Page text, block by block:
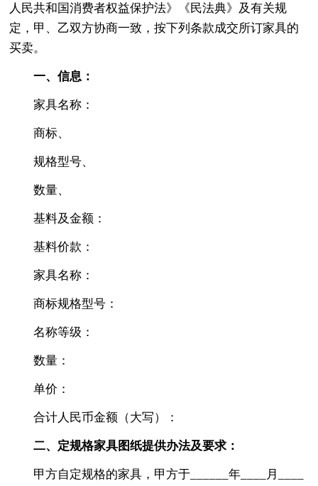
人民共和国消费者权益保护法》《民法典》及有关规
定，甲、乙双方协商一致，按下列条款成交所订家具的
买卖。
一、信息：
家具名称：
商标、
规格型号、
数量、
基料及金额：
基料价款：
家具名称：
商标规格型号：
名称等级：
数量：
单价：
合计人民币金额（大写）：
二、定规格家具图纸提供办法及要求：
甲方自定规格的家具，甲方于______年____月____